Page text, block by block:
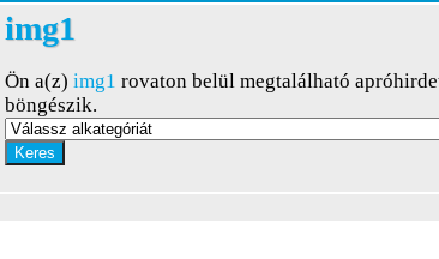
img1
Ön a(z) img1 rovaton belül megtalálható
böngészik.